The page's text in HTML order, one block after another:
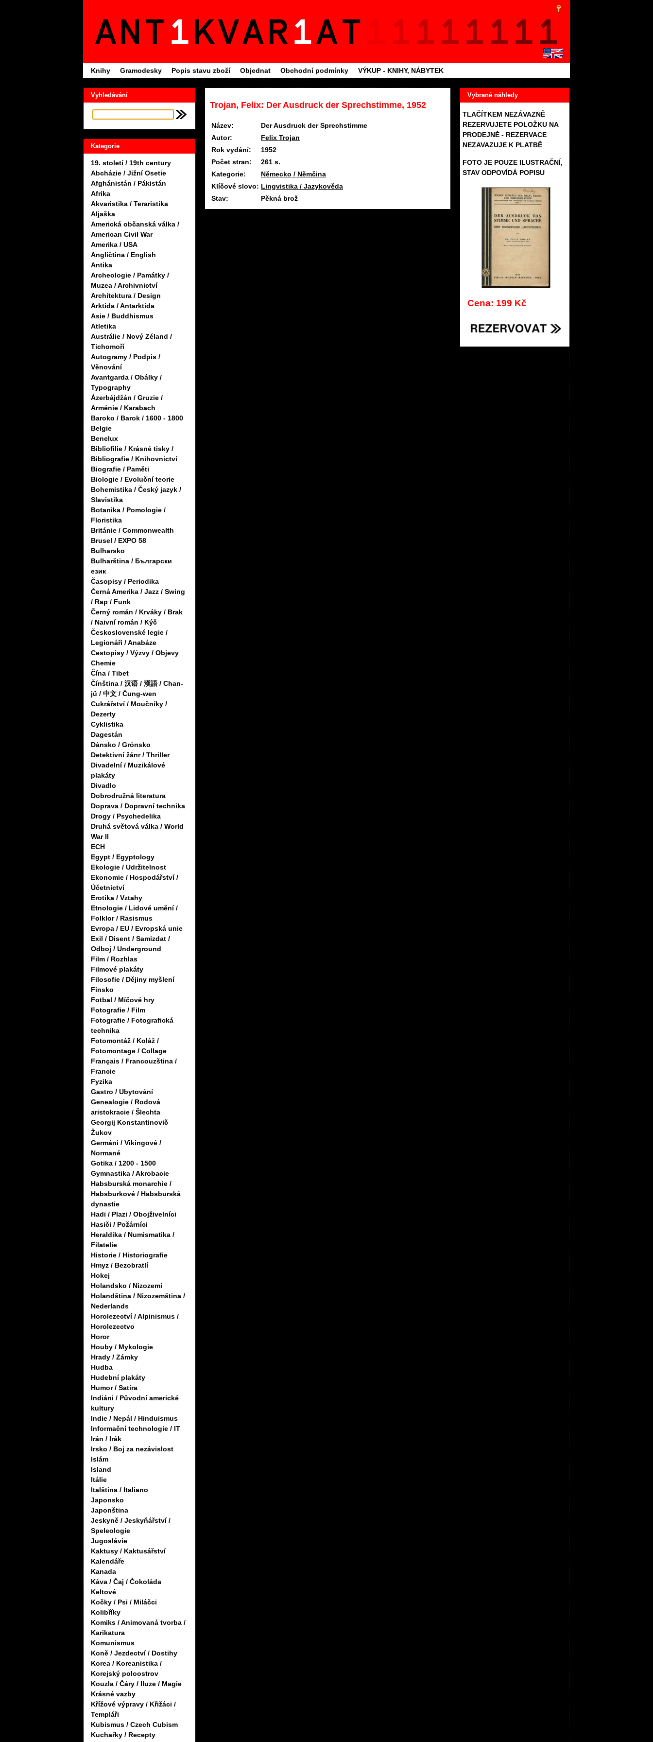
Knihy Gramodesky Popis stavu zboží Objednat Obchodní podmínky VÝKUP - KNIHY, NÁBYTEK
Vyhledávání
Kategorie
19. století / 19th century
Abcházie / Jižní Osetie
Afghánistán / Pákistán
Afrika
Akvaristika / Teraristika
Aljaška
Americká občanská válka /
American Civil War
Amerika / USA
Angličtina / English
Antika
Archeologie / Památky /
Muzea / Archivnictví
Architektura / Design
Arktida / Antarktida
Asie / Buddhismus
Atletika
Austrálie / Nový Zéland /
Tichomoří
Autogramy / Podpis /
Věnování
Avantgarda / Obálky /
Typography
Ázerbájdžán / Gruzie /
Arménie / Karabach
Baroko / Barok / 1600 - 1800
Belgie
Benelux
Bibliofilie / Krásné tisky /
Bibliografie / Knihovnictví
Biografie / Paměti
Biologie / Evoluční teorie
Bohemistika / Český jazyk /
Slavistika
Botanika / Pomologie /
Floristika
Británie / Commonwealth
Brusel / EXPO 58
Bulharsko
Bulharština / Български
език
Časopisy / Periodika
Černá Amerika / Jazz / Swing
/ Rap / Funk
Černý román / Krváky / Brak
/ Naivní román / Kýč
Československé legie /
Legionáři / Anabáze
Cestopisy / Výzvy / Objevy
Chemie
Čína / Tibet
Čínština / 汉语 / 漢語 / Chan-
jü / 中文 / Čung-wen
Cukrářství / Moučníky /
Dezerty
Cyklistika
Dagestán
Dánsko / Grónsko
Detektivní žánr / Thriller
Divadelní / Muzikálové
plakáty
Divadlo
Dobrodružná literatura
Doprava / Dopravní technika
Drogy / Psychedelika
Druhá světová válka / World
War II
ECH
Egypt / Egyptology
Ekologie / Udržitelnost
Ekonomie / Hospodářství /
Účetnictví
Erotika / Vztahy
Etnologie / Lidové umění /
Folklor / Rasismus
Evropa / EU / Evropská unie
Exil / Disent / Samizdat /
Odboj / Underground
Film / Rozhlas
Filmové plakáty
Filosofie / Dějiny myšlení
Finsko
Fotbal / Míčové hry
Fotografie / Film
Fotografie / Fotografická
technika
Fotomontáž / Koláž /
Fotomontage / Collage
Français / Francouzština /
Francie
Fyzika
Gastro / Ubytování
Genealogie / Rodová
aristokracie / Šlechta
Georgij Konstantinovič
Žukov
Germáni / Vikingové /
Normané
Gotika / 1200 - 1500
Gymnastika / Akrobacie
Habsburská monarchie /
Habsburkové / Habsburská
dynastie
Hadi / Plazi / Obojživelníci
Hasiči / Požárníci
Heraldika / Numismatika /
Filatelie
Historie / Historiografie
Hmyz / Bezobratlí
Hokej
Holandsko / Nizozemí
Holandština / Nizozemština /
Nederlands
Horolezectví / Alpinismus /
Horolezectvo
Horor
Houby / Mykologie
Hrady / Zámky
Hudba
Hudební plakáty
Humor / Satira
Indiáni / Původní americké
kultury
Indie / Nepál / Hinduismus
Informační technologie / IT
Irán / Irák
Irsko / Boj za nezávislost
Islám
Island
Itálie
Italština / Italiano
Japonsko
Japonština
Jeskyně / Jeskyňářství /
Speleologie
Jugoslávie
Kaktusy / Kaktusářství
Kalendáře
Kanada
Káva / Čaj / Čokoláda
Keltové
Kočky / Psi / Miláčci
Kolibříky
Komiks / Animovaná tvorba /
Karikatura
Komunismus
Koně / Jezdectví / Dostihy
Korea / Koreanistika /
Korejský poloostrov
Kouzla / Čáry / Iluze / Magie
Krásné vazby
Křížové výpravy / Křižáci /
Templáři
Kubismus / Czech Cubism
Kuchařky / Recepty
Vybrané náhledy
TLAČÍTKEM NEZÁVAZNĚ
REZERVUJETE POLOŽKU NA
PRODEJNĚ - REZERVACE
NEZAVAZUJE K PLATBĚ
FOTO JE POUZE ILUSTRAČNÍ,
STAV ODPOVÍDÁ POPISU
Cena: 199 Kč
Trojan, Felix: Der Ausdruck der Sprechstimme, 1952
Název:
Der Ausdruck der Sprechstimme
Autor:
Felix Trojan
Rok vydání:
1952
Počet stran:
261 s.
Kategorie:
Německo / Němčina
Klíčové slovo: Lingvistika / Jazykověda
Stav:
Pěkná brož